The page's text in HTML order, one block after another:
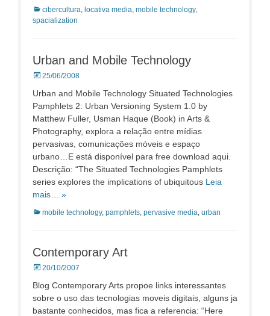
Categorias:
cibercultura locativa media mobile technology,
spacialization
Urban and Mobile Technology
Posted
25/06/2008
Urban and Mobile Technology Situated Technologies
Pamphlets 2: Urban Versioning System 1.0 by
Matthew Fuller, Usman Haque (Book) in Arts &
Photography, explora a relação entre mídias
pervasivas, comunicações móveis e espaço
urbano…E está disponível para free download aqui.
Descrição: “The Situated Technologies Pamphlets
series explores the implications of ubiquitous Leia
mais… »
Categorias:
mobile technology, pamphlets pervasive media urban
Contemporary Art
Posted
20/10/2007
Blog Contemporary Arts propoe links interessantes
sobre o uso das tecnologias moveis digitais, alguns ja
bastante conhecidos, mas fica a referencia: “Here